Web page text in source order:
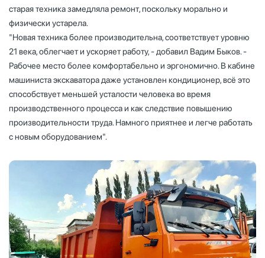
старая техника замедляла ремонт, поскольку морально и
физически устарела.
"Новая техника более производительна, соответствует уровню
21 века, облегчает и ускоряет работу, - добавил Вадим Быков. -
Рабочее место более комфортабельно и эргономично. В кабине
машиниста экскаватора даже установлен кондиционер, всё это
способствует меньшей усталости человека во время
производственного процесса и как следствие повышению
производительности труда. Намного приятнее и легче работать
с новым оборудованием".